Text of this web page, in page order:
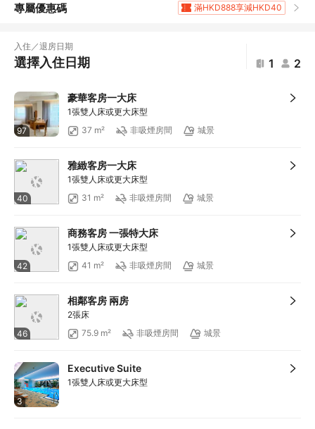
專屬優惠碼
滿HKD888享減HKD40
滿HKD800享減HKD50
滿HKD1,000享減HKD100
滿HKD2,000享減HKD200
滿HKD1,800享減HKD200
入住／退房日期
選擇入住日期 1 2
97
豪華客房一大床
1張雙人床或更大床型
37 m²
非吸煙房間 城景
40
雅緻客房一大床
1張雙人床或更大床型
31 m²
非吸煙房間 城景
42
商務客房 一張特大床
1張雙人床或更大床型
41 m²
非吸煙房間 城景
46
相鄰客房 兩房
2張床
75.9 m²
非吸煙房間 城景
3
Executive Suite
1張雙人床或更大床型